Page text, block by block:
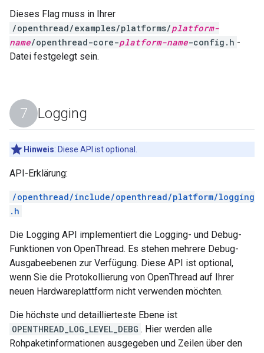
Dieses Flag muss in Ihrer
/openthread/examples/platforms/platform-
name/openthread-core-platform-name-config.h -
Datei festgelegt sein.
Logging
Hinweis: Diese API ist optional.
API-Erklärung:
/openthread/include/openthread/platform/logging
.h
Die Logging API implementiert die Logging- und Debug-
Funktionen von OpenThread. Es stehen mehrere Debug-
Ausgabeebenen zur Verfügung. Diese API ist optional,
wenn Sie die Protokollierung von OpenThread auf Ihrer
neuen Hardwareplattform nicht verwenden möchten.
Die höchste und detaillierteste Ebene ist
OPENTHREAD_LOG_LEVEL_DEBG . Hier werden alle
Rohpaketinformationen ausgegeben und Zeilen über den